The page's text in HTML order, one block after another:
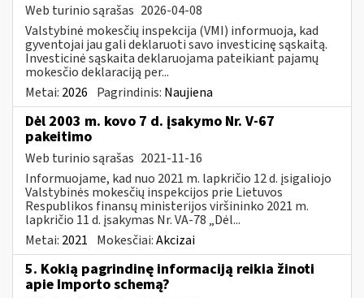
Web turinio sąrašas 2026-04-08
Valstybinė mokesčių inspekcija (VMI) informuoja, kad
gyventojai jau gali deklaruoti savo investicinę sąskaitą.
Investicinė sąskaita deklaruojama pateikiant pajamų
mokesčio deklaraciją per...
Metai: 2026 Pagrindinis: Naujiena
Dėl 2003 m. kovo 7 d. įsakymo Nr. V-67
pakeitimo
Web turinio sąrašas 2021-11-16
Informuojame, kad nuo 2021 m. lapkričio 12 d. įsigaliojo
Valstybinės mokesčių inspekcijos prie Lietuvos
Respublikos finansų ministerijos viršininko 2021 m.
lapkričio 11 d. įsakymas Nr. VA-78 „Dėl...
Metai: 2021 Mokesčiai:Akcizai
5. Kokią pagrindinę informaciją reikia žinoti
apie Importo schemą?